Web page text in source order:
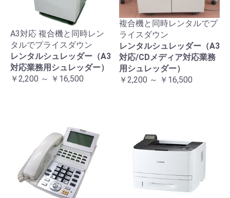
A3対応 複合機と同時レン
タルでプライスダウン
レンタルシュレッダー（A3
対応業務用シュレッダー）
￥2,200 ～ ￥16,500
複合機と同時レンタルでプ
ライスダウン
レンタルシュレッダー（A3
対応/CDメディア対応業務
用シュレッダー）
￥2,200 ～ ￥16,500